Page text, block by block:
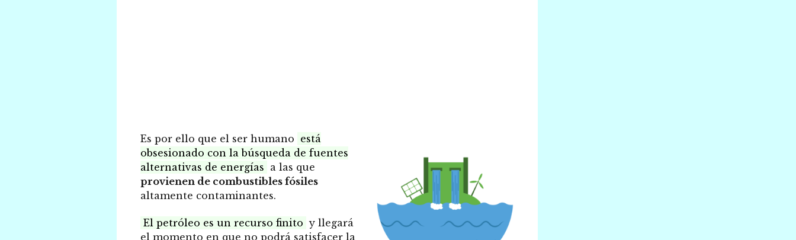
Es por ello que el ser humano está
obsesionado con la búsqueda de fuentes
alternativas de energías a las que
provienen de combustibles fósiles
altamente contaminantes.
El petróleo es un recurso finito y llegará
el momento en que no podrá satisfacer la